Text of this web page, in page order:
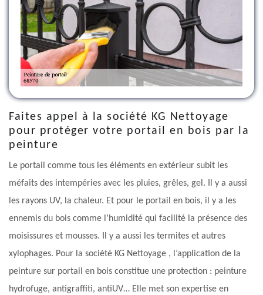
Faites appel à la société KG Nettoyage
pour protéger votre portail en bois par la
peinture
Le portail comme tous les éléments en extérieur subit les
méfaits des intempéries avec les pluies, grêles, gel. Il y a aussi
les rayons UV, la chaleur. Et pour le portail en bois, il y a les
ennemis du bois comme l’humidité qui facilité la présence des
moisissures et mousses. Il y a aussi les termites et autres
xylophages. Pour la société KG Nettoyage , l’application de la
peinture sur portail en bois constitue une protection : peinture
hydrofuge, antigraffiti, antiUV… Elle met son expertise en